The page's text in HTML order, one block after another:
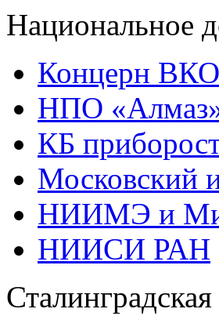
Национальное
Концерн
НПО
КБ
Московский
НИИМЭ и
НИИСИ РАН
Сталинградская